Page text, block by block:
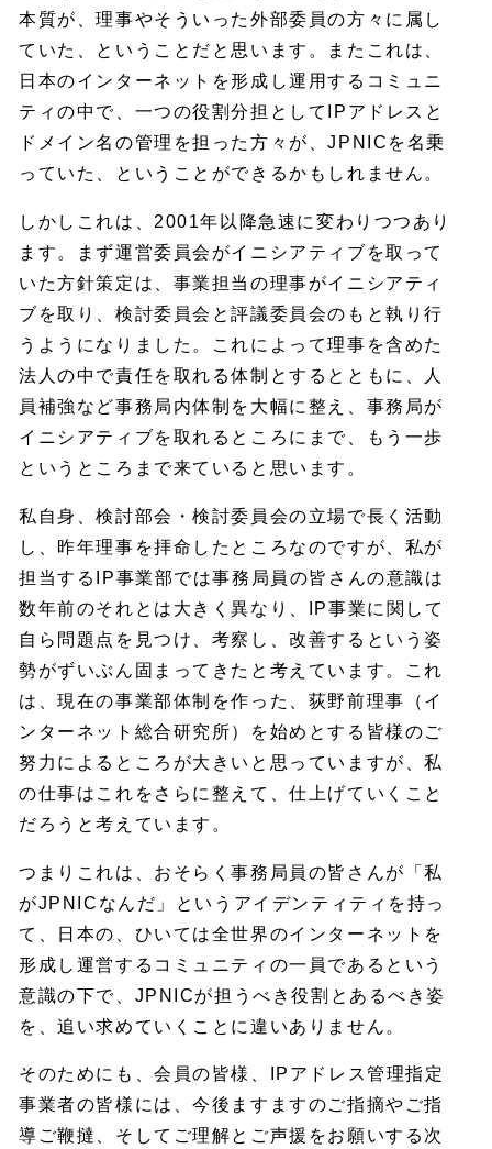
本質が、理事やそういった外部委員の方々に属し
ていた、ということだと思います。またこれは、
日本のインターネットを形成し運用するコミュニ
ティの中で、一つの役割分担としてIPアドレスと
ドメイン名の管理を担った方々が、JPNICを名乗
っていた、ということができるかもしれません。
しかしこれは、2001年以降急速に変わりつつあり
ます。まず運営委員会がイニシアティブを取って
いた方針策定は、事業担当の理事がイニシアティ
ブを取り、検討委員会と評議委員会のもと執り行
うようになりました。これによって理事を含めた
法人の中で責任を取れる体制とするとともに、人
員補強など事務局内体制を大幅に整え、事務局が
イニシアティブを取れるところにまで、もう一歩
というところまで来ていると思います。
私自身、検討部会・検討委員会の立場で長く活動
し、昨年理事を拝命したところなのですが、私が
担当するIP事業部では事務局員の皆さんの意識は
数年前のそれとは大きく異なり、IP事業に関して
自ら問題点を見つけ、考察し、改善するという姿
勢がずいぶん固まってきたと考えています。これ
は、現在の事業部体制を作った、荻野前理事（イ
ンターネット総合研究所）を始めとする皆様のご
努力によるところが大きいと思っていますが、私
の仕事はこれをさらに整えて、仕上げていくこと
だろうと考えています。
つまりこれは、おそらく事務局員の皆さんが「私
がJPNICなんだ」というアイデンティティを持っ
て、日本の、ひいては全世界のインターネットを
形成し運営するコミュニティの一員であるという
意識の下で、JPNICが担うべき役割とあるべき姿
を、追い求めていくことに違いありません。
そのためにも、会員の皆様、IPアドレス管理指定
事業者の皆様には、今後ますますのご指摘やご指
導ご鞭撻、そしてご理解とご声援をお願いする次